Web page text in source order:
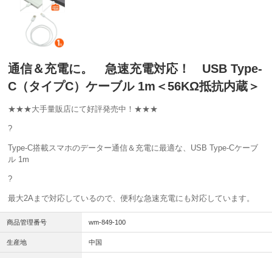
通信＆充電に。 急速充電対応！ USB Type-
C（タイプC）ケーブル 1m＜56KΩ抵抗内蔵＞
★★★大手量販店にて好評発売中！★★★
?
Type-C搭載スマホのデーター通信＆充電に最適な、USB Type-Cケーブ
ル 1m
?
最大2Aまで対応しているので、便利な急速充電にも対応しています。
商品管理番号 wm-849-100
生産地 中国